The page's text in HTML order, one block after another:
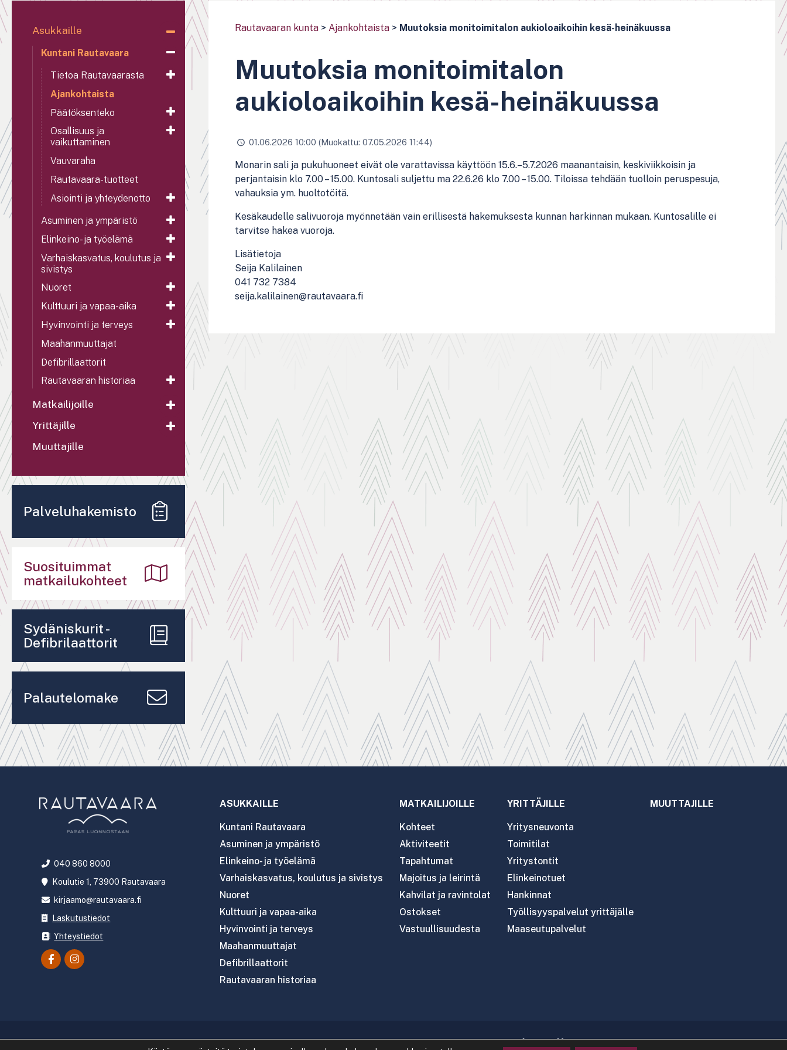
Rautavaaran kunta > Ajankohtaista > Muutoksia monitoimitalon aukioloaikoihin kesä-heinäkuussa
Muutoksia monitoimitalon
aukioloaikoihin kesä-heinäkuussa
01.06.2026 10:00 (Muokattu: 07.05.2026 11:44)
Monarin sali ja pukuhuoneet eivät ole varattavissa käyttöön 15.6.–5.7.2026 maanantaisin, keskiviikkoisin ja
perjantaisin klo 7.00 – 15.00. Kuntosali suljettu ma 22.6.26 klo 7.00 – 15.00. Tiloissa tehdään tuolloin peruspesuja,
vahauksia ym. huoltotöitä.
Kesäkaudelle salivuoroja myönnetään vain erillisestä hakemuksesta kunnan harkinnan mukaan. Kuntosalille ei
tarvitse hakea vuoroja.
Lisätietoja
Seija Kalilainen
041 732 7384
seija.kalilainen@rautavaara.fi
Asukkaille
Kuntani Rautavaara
Tietoa Rautavaarasta
Ajankohtaista
Päätöksenteko
Osallisuus ja
vaikuttaminen
Vauvaraha
Rautavaara-tuotteet
Asiointi ja yhteydenotto
Asuminen ja ympäristö
Elinkeino- ja työelämä
Varhaiskasvatus, koulutus ja
sivistys
Nuoret
Kulttuuri ja vapaa-aika
Hyvinvointi ja terveys
Maahanmuuttajat
Defibrillaattorit
Rautavaaran historiaa
Matkailijoille
Yrittäjille
Muuttajille
Palveluhakemisto
Suosituimmat
matkailukohteet
Sydäniskurit -
Defibrilaattorit
Palautelomake
040 860 8000
Koulutie 1, 73900 Rautavaara
kirjaamo@rautavaara.fi
Laskutustiedot
Yhteystiedot
ASUKKAILLE
Kuntani Rautavaara
Asuminen ja ympäristö
Elinkeino- ja työelämä
Varhaiskasvatus, koulutus ja sivistys
Nuoret
Kulttuuri ja vapaa-aika
Hyvinvointi ja terveys
Maahanmuuttajat
Defibrillaattorit
Rautavaaran historiaa
MATKAILIJOILLE
Kohteet
Aktiviteetit
Tapahtumat
Majoitus ja leirintä
Kahvilat ja ravintolat
Ostokset
Vastuullisuudesta
YRITTÄJILLE
Yritysneuvonta
Toimitilat
Yritystontit
Elinkeinotuet
Hankinnat
Työllisyyspalvelut yrittäjälle
Maaseutupalvelut
MUUTTAJILLE